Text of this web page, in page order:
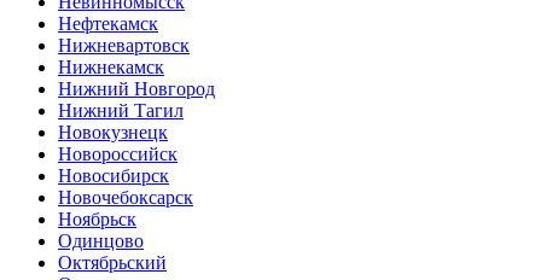
Нефтекамск
Нижневартовск
Нижнекамск
Нижний Новгород
Нижний Тагил
Новокузнецк
Новороссийск
Новосибирск
Новочебоксарск
Ноябрьск
Одинцово
Октябрьский